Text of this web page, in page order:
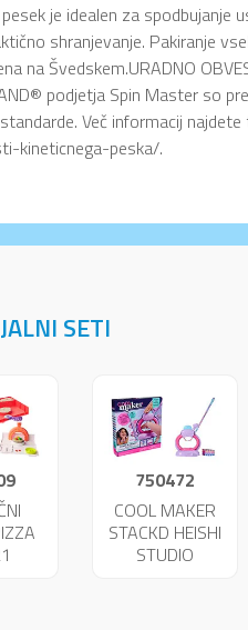
je idealen za spodbujanje
shranjevanje. Pakiranje
na Švedskem.URADNO
podjetja Spin Master so
Več informacij najdete
kineticnega-peska/.
SETI
750472
COOL MAKER
STACKD HEISHI
STUDIO